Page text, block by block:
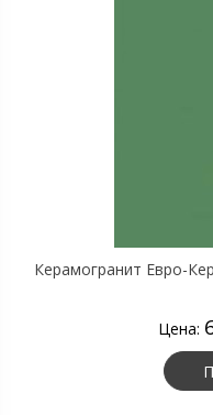
Керамогранит Евро-
Цена: